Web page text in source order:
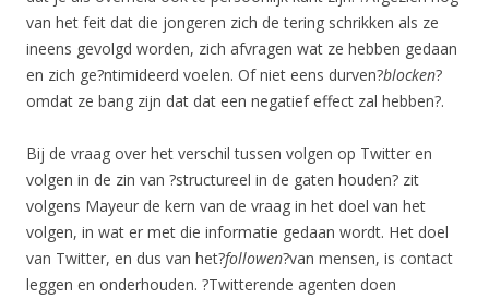
van het feit dat die jongeren zich de tering schrikken als ze
ineens gevolgd worden, zich afvragen wat ze hebben gedaan
en zich ge?ntimideerd voelen. Of niet eens durven?blocken?
omdat ze bang zijn dat dat een negatief effect zal hebben?.
Bij de vraag over het verschil tussen volgen op Twitter en
volgen in de zin van ?structureel in de gaten houden? zit
volgens Mayeur de kern van de vraag in het doel van het
volgen, in wat er met die informatie gedaan wordt. Het doel
van Twitter, en dus van het?followen?van mensen, is contact
leggen en onderhouden. ?Twitterende agenten doen